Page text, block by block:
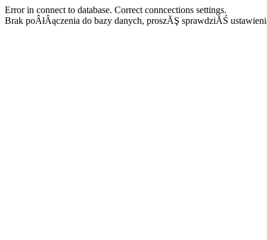
Error in connect to database. Correct conncections settings.
Brak poÂłÂączenia do bazy danych, proszĂŞ sprawdziĂŚ